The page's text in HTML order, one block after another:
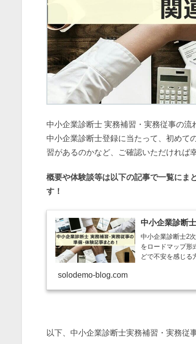
中小企業診断士 実務補習・実務従事の流
中小企業診断士登録に当たって、初めて
習があるのかなど、ご確認いただければ
概要や体験談等は以下の記事で一覧にま
す！
中小企業診断
中小企業診断士2
をロードマップ形
どで不安を感じる
solodemo-blog.com
以下、中小企業診断士実務補習・実務従